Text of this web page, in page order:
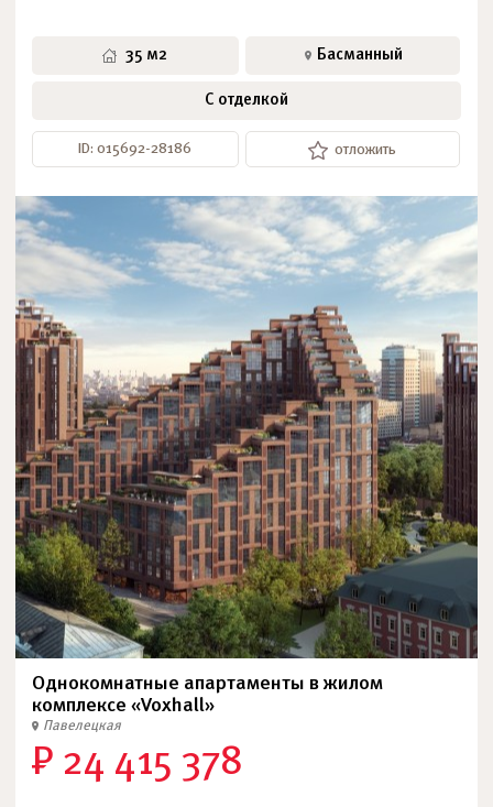
35 м2 Басманный
С отделкой
ID: 015692-28186 отложить
Однокомнатные апартаменты в жилом
комплексе «Voxhall»
Павелецкая
₽ 24 415 378